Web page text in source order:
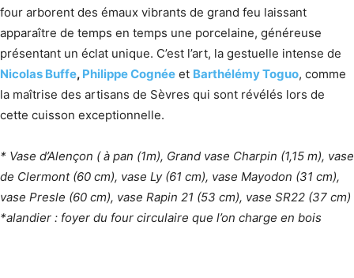
four arborent des émaux vibrants de grand feu laissant
apparaître de temps en temps une porcelaine, généreuse
présentant un éclat unique. C’est l’art, la gestuelle intense de
Nicolas Buffe, Philippe Cognée et Barthélémy Toguo, comme
la maîtrise des artisans de Sèvres qui sont révélés lors de
cette cuisson exceptionnelle.
* Vase d’Alençon ( à pan (1m), Grand vase Charpin (1,15 m), vase
de Clermont (60 cm), vase Ly (61 cm), vase Mayodon (31 cm),
vase Presle (60 cm), vase Rapin 21 (53 cm), vase SR22 (37 cm)
*alandier : foyer du four circulaire que l’on charge en bois